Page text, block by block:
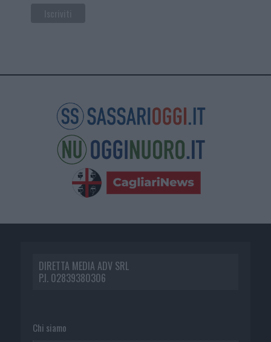
DIRETTA MEDIA ADV SRL
P.I. 02839380306
Chi siamo